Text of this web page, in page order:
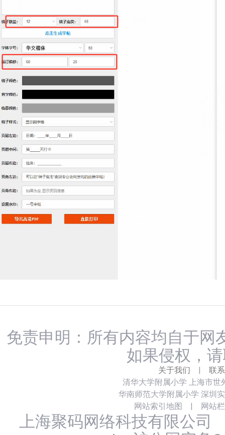
免责申明：所有内容均自于网
如果侵权，
关于我们 | 联
清华大学附属小学 上海市世
华南师范大学附属小学 深圳
网站索引地图
| 网站
上海聚码网络科技有限公司